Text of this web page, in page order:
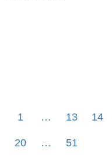
1 … 13 14
20 … 51